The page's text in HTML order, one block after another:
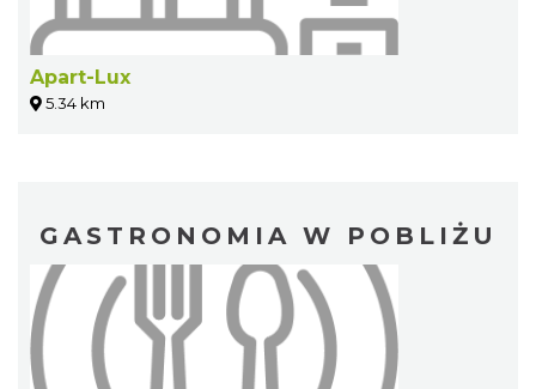
Apart-Lux
5.34 km
GASTRONOMIA W POBLIŻU